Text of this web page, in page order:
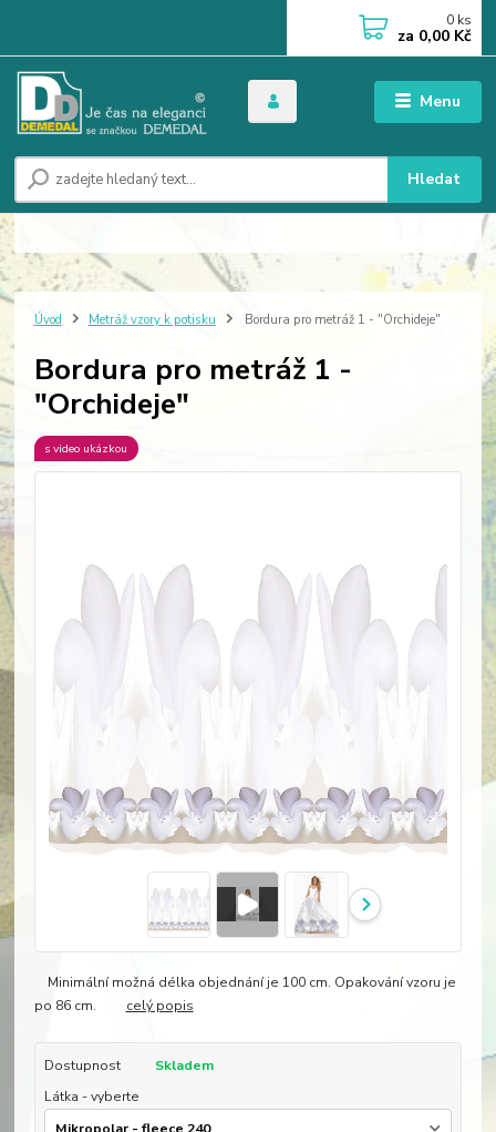
Menu
Hledat
0 ks
za 0,00 Kč
Úvod Metráž vzory k potisku Bordura pro metráž 1 - "Orchideje"
Bordura pro metráž 1 -
"Orchideje"
s video ukázkou
Minimální možná délka objednání je 100 cm. Opakování vzoru je
po 86 cm. celý popis
Dostupnost
Skladem
Látka - vyberte